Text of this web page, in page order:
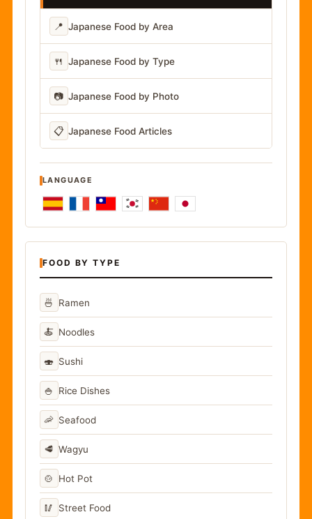
📍 Japanese Food by Area
🍴 Japanese Food by Type
📷 Japanese Food by Photo
📋 Japanese Food Articles
LANGUAGE
FOOD BY TYPE
🍜 Ramen
🍝 Noodles
🍣 Sushi
🍚 Rice Dishes
🦐 Seafood
🥩 Wagyu
🍲 Hot Pot
🥢 Street Food